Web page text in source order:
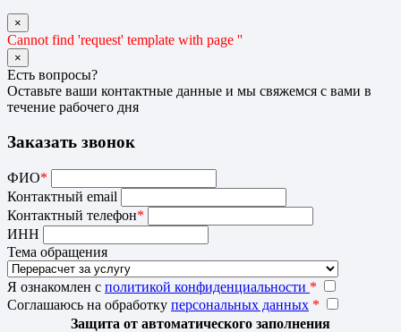
×
Cannot find 'request' template with page ''
×
Есть вопросы?
Оставьте ваши контактные данные и мы свяжемся с вами в
течение рабочего дня
Заказать звонок
ФИО*
Контактный email
Контактный телефон*
ИНН
Тема обращения
Я ознакомлен с политикой конфиденциальности *
Соглашаюсь на обработку персональных данных *
Защита от автоматического заполнения